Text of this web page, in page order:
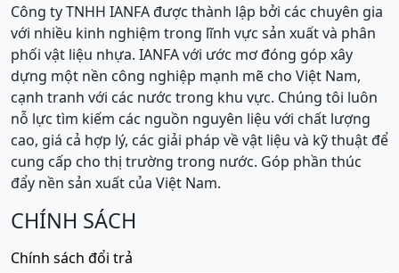
Công ty TNHH IANFA được thành lập bởi các chuyên gia
với nhiều kinh nghiệm trong lĩnh vực sản xuất và phân
phối vật liệu nhựa. IANFA với ước mơ đóng góp xây
dựng một nền công nghiệp mạnh mẽ cho Việt Nam,
cạnh tranh với các nước trong khu vực. Chúng tôi luôn
nỗ lực tìm kiếm các nguồn nguyên liệu với chất lượng
cao, giá cả hợp lý, các giải pháp về vật liệu và kỹ thuật để
cung cấp cho thị trường trong nước. Góp phần thúc
đẩy nền sản xuất của Việt Nam.
CHÍNH SÁCH
Chính sách đổi trả